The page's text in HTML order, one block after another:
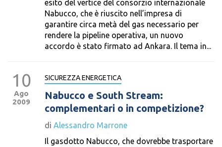
esito del vertice del consorzio internazionale
Nabucco, che è riuscito nell’impresa di
garantire circa metà del gas necessario per
rendere la pipeline operativa, un nuovo
accordo è stato firmato ad Ankara. Il tema in...
10
Ago
2009
SICUREZZA ENERGETICA
Nabucco e South Stream:
complementari o in competizione?
di Alessandro Marrone
Il gasdotto Nabucco, che dovrebbe trasportare